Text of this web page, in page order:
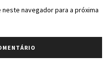
navegador para a próxima